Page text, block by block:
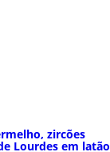
zircões
Lourdes em latão